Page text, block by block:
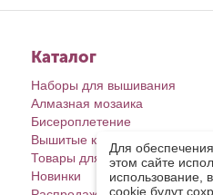
Каталог
Наборы для вышивания
Алмазная мозаика
Бисероплетение
Вышитые картины
Товары для рукоделия
Новинки
Для
этом сайте
использование,
cookie будут